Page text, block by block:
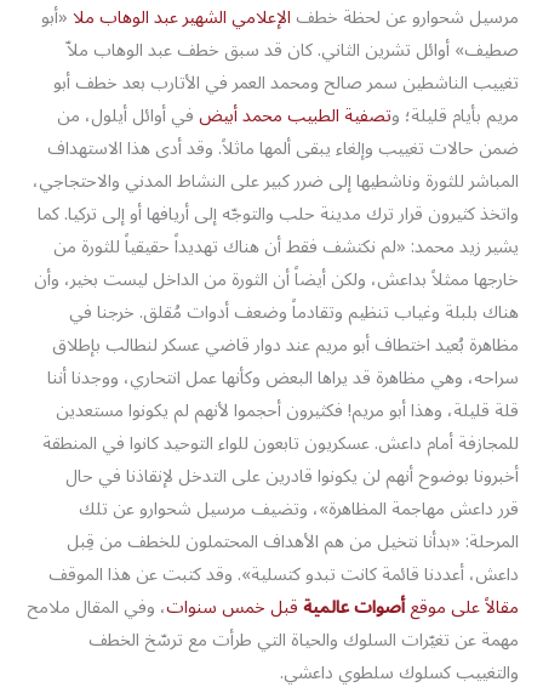
مرسيل شحوارو عن لحظة خطفالإعلامي الشهير عبد الوهاب ملا«أبو
صطيف» أوائل تشرين الثاني. كان قد سبق خطف عبد الوهاب ملاّ
تغييب الناشطين سمر صالح ومحمد العمر في الأتارب بعد خطف أبو
مريم بأيام قليلة؛ وتصفية الطبيب محمد أبيضفي أوائل أيلول، من
ضمن حالات تغييب وإلغاء يبقى ألمها ماثلاً. وقد أدى هذا الاستهداف
المباشر للثورة وناشطيها إلى ضرر كبير على النشاط المدني والاحتجاجي،
واتخذ كثيرون قرار ترك مدينة حلب والتوجّه إلى أريافها أو إلى تركيا. كما
يشير زيد محمد: «لم نكتشف فقط أن هناك تهديداً حقيقياً للثورة من
خارجها ممثلاً بداعش، ولكن أيضاً أن الثورة من الداخل ليست بخير، وأن
هناك بلبلة وغياب تنظيم وتقادماً وضعف أدوات مُقلق. خرجنا في
مظاهرة بُعيد اختطاف أبو مريم عند دوار قاضي عسكر لنطالب بإطلاق
سراحه، وهي مظاهرة قد يراها البعض وكأنها عمل انتحاري، ووجدنا أننا
قلة قليلة، وهذا أبو مريم! فكثيرون أحجموا لأنهم لم يكونوا مستعدين
للمجازفة أمام داعش. عسكريون تابعون للواء التوحيد كانوا في المنطقة
أخبرونا بوضوح أنهم لن يكونوا قادرين على التدخل لإنقاذنا في حال
قرر داعش مهاجمة المظاهرة»، وتضيف مرسيل شحوارو عن تلك
المرحلة: «بدأنا نتخيل من هم الأهداف المحتملون للخطف من قِبل
داعش، أعددنا قائمة كانت تبدو كتسلية». وقد كتبت عن هذا الموقف
مقالاً على موقعأصوات عالميةقبل خمس سنوات، وفي المقال ملامح
مهمة عن تغيّرات السلوك والحياة التي طرأت مع ترسّخ الخطف
والتغييب كسلوك سلطوي داعشي.